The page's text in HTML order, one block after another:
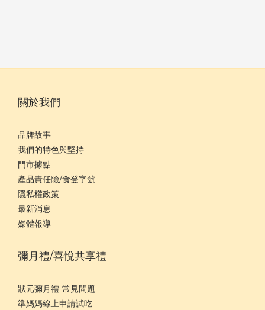
關於我們
品牌故事
我們的特色與堅持
門市據點
產品責任險/食登字號
隱私權政策
最新消息
媒體報導
彌月禮/喜悅共享禮
狀元彌月禮-常見問題
準媽媽線上申請試吃